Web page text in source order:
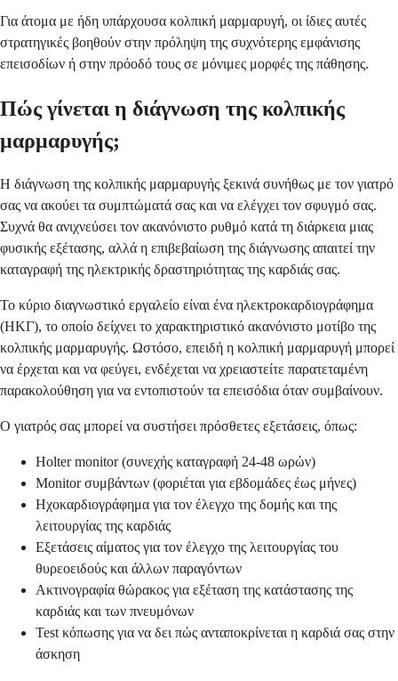
Για άτομα με ήδη υπάρχουσα κολπική μαρμαρυγή, οι ίδιες αυτές
στρατηγικές βοηθούν στην πρόληψη της συχνότερης εμφάνισης
επεισοδίων ή στην πρόοδό τους σε μόνιμες μορφές της πάθησης.
Πώς γίνεται η διάγνωση της κολπικής
μαρμαρυγής;
Η διάγνωση της κολπικής μαρμαρυγής ξεκινά συνήθως με τον γιατρό
σας να ακούει τα συμπτώματά σας και να ελέγχει τον σφυγμό σας.
Συχνά θα ανιχνεύσει τον ακανόνιστο ρυθμό κατά τη διάρκεια μιας
φυσικής εξέτασης, αλλά η επιβεβαίωση της διάγνωσης απαιτεί την
καταγραφή της ηλεκτρικής δραστηριότητας της καρδιάς σας.
Το κύριο διαγνωστικό εργαλείο είναι ένα ηλεκτροκαρδιογράφημα
(ΗΚΓ), το οποίο δείχνει το χαρακτηριστικό ακανόνιστο μοτίβο της
κολπικής μαρμαρυγής. Ωστόσο, επειδή η κολπική μαρμαρυγή μπορεί
να έρχεται και να φεύγει, ενδέχεται να χρειαστείτε παρατεταμένη
παρακολούθηση για να εντοπιστούν τα επεισόδια όταν συμβαίνουν.
Ο γιατρός σας μπορεί να συστήσει πρόσθετες εξετάσεις, όπως:
Holter monitor (συνεχής καταγραφή 24-48 ωρών)
Monitor συμβάντων (φοριέται για εβδομάδες έως μήνες)
Ηχοκαρδιογράφημα για τον έλεγχο της δομής και της
λειτουργίας της καρδιάς
Εξετάσεις αίματος για τον έλεγχο της λειτουργίας του
θυρεοειδούς και άλλων παραγόντων
Ακτινογραφία θώρακος για εξέταση της κατάστασης της
καρδιάς και των πνευμόνων
Test κόπωσης για να δει πώς ανταποκρίνεται η καρδιά σας στην
άσκηση